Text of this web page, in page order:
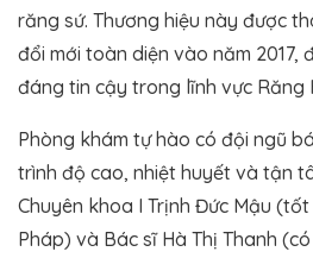
răng sứ. Thương hiệu này được
đổi mới toàn diện vào năm 2017,
đáng tin cậy trong lĩnh vực Răng
Phòng khám tự hào có đội ngũ
trình độ cao, nhiệt huyết và tận
Chuyên khoa I Trịnh Đức Mậu
Pháp) và Bác sĩ Hà Thị Thanh